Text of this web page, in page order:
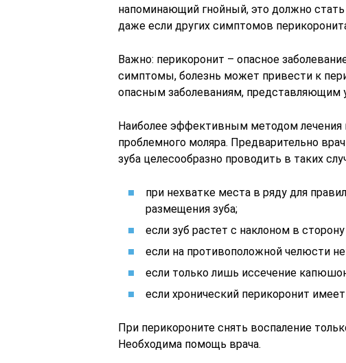
напоминающий гнойный, это должно
даже если других симптомов
Важно: перикоронит – опасное
симптомы, болезнь может привести к
опасным заболеваниям, представляющим
Наиболее эффективным методом лечения
проблемного моляра. Предварительно
зуба целесообразно проводить в таких
при нехватке места в ряду для
размещения зуба;
если зуб растет с наклоном в
если на противоположной челюсти
если только лишь иссечение
если хронический перикоронит
При перикороните снять воспаление
Необходима помощь врача.